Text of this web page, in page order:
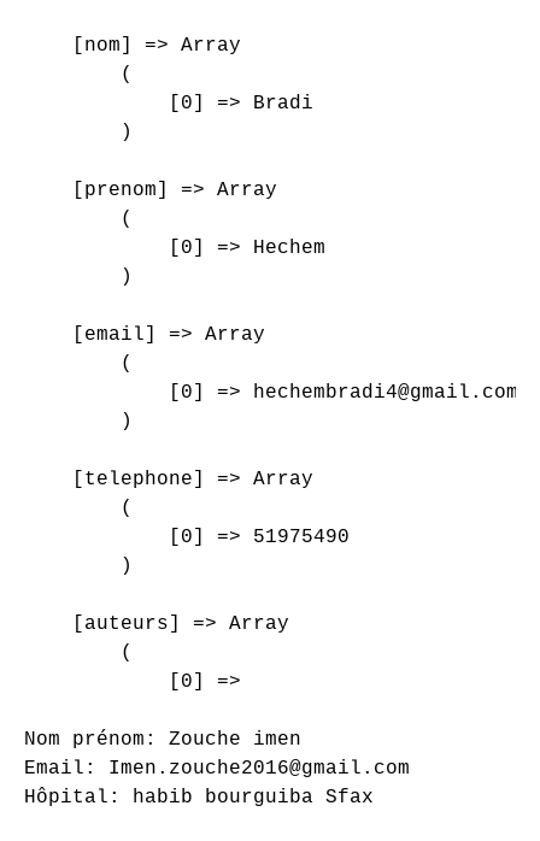
    [nom] => Array
        (
            [0] => Bradi
        )
    [prenom] => Array
        (
            [0] => Hechem
        )
    [email] => Array
        (
            [0] => hechembradi4@gmail.com
        )
    [telephone] => Array
        (
            [0] => 51975490
        )
    [auteurs] => Array
        (
            [0] =>
Nom prénom: Zouche imen
Email: Imen.zouche2016@gmail.com
Hôpital: habib bourguiba Sfax